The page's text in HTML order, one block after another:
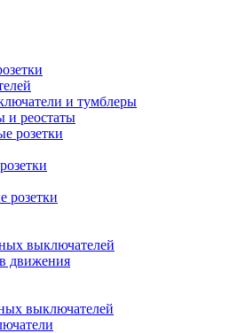
и тумблеры
и реостаты
розетки
розетки
выключателей
движения
выключателей